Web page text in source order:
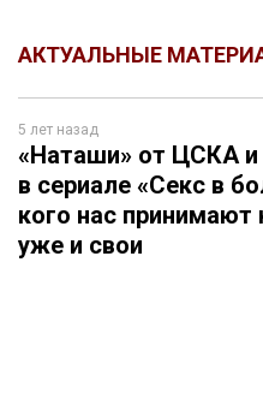
АКТУАЛЬНЫЕ
5 лет назад
«Наташи» от ЦСКА и
в сериале «Секс в
кого нас принимают
уже и свои